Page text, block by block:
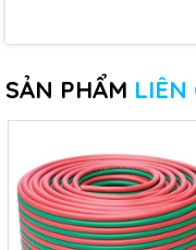
SẢN PHẨM LIÊN